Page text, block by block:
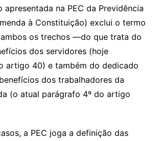
apresentada na PEC da Previdência
à Constituição) exclui o termo
ambos os trechos —do que trata do
dos servidores (hoje
artigo 40) e também do dedicado
dos trabalhadores da
(o atual parágrafo 4º do artigo
a PEC joga a definição das